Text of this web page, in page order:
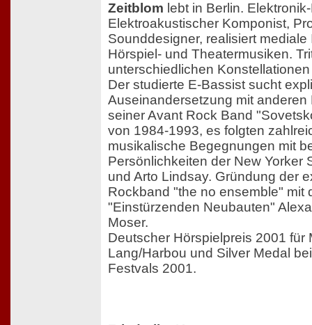
Zeitblom lebt in Berlin.
Elektroakustischer Komponist,
Sounddesigner, realisiert mediale
Hörspiel- und Theatermusiken.
unterschiedlichen
Der studierte E-Bassist sucht
Auseinandersetzung mit anderen
seiner Avant Rock Band
von 1984-1993, es folgten
musikalische Begegnungen mit
Persönlichkeiten der New Yorker
und Arto Lindsay. Gründung der
Rockband "the no ensemble" mit
"Einstürzenden Neubauten"
Moser.
Deutscher Hörspielpreis 2001 für
Lang/Harbou und Silver Medal
Festvals 2001.